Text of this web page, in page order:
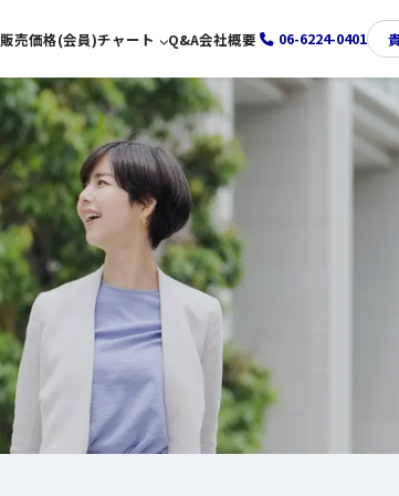
販売価格(会員)チャート
金価格推移チャート
プラチナ価格推移チャート
銀価格推移チャート
パラジウム価格推移チャート
Q&A会社概要 06-6224-0401